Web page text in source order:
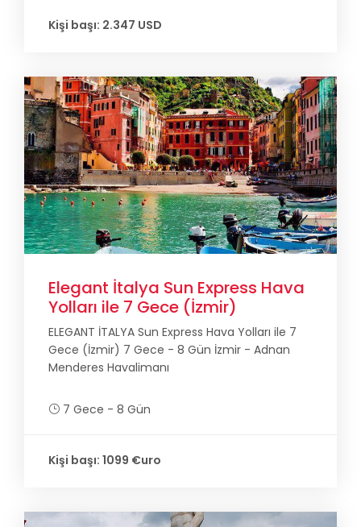
Kişi başı: 2.347 USD
Elegant İtalya Sun Express Hava
Yolları ile 7 Gece (İzmir)
ELEGANT İTALYA Sun Express Hava Yolları ile 7
Gece (İzmir) 7 Gece - 8 Gün İzmir - Adnan
Menderes Havalimanı
7 Gece - 8 Gün
Kişi başı: 1099 €uro